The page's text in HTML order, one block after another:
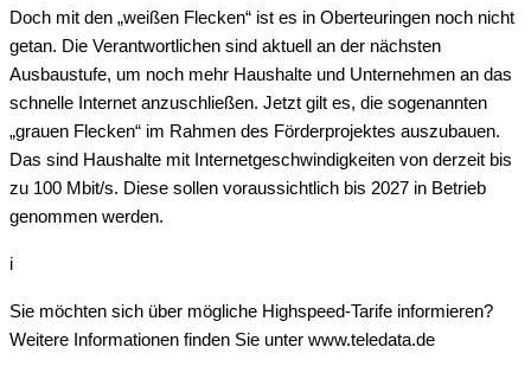
Doch mit den „weißen Flecken“ ist es in Oberteuringen noch nicht
getan. Die Verantwortlichen sind aktuell an der nächsten
Ausbaustufe, um noch mehr Haushalte und Unternehmen an das
schnelle Internet anzuschließen. Jetzt gilt es, die sogenannten
„grauen Flecken“ im Rahmen des Förderprojektes auszubauen.
Das sind Haushalte mit Internetgeschwindigkeiten von derzeit bis
zu 100 Mbit/s. Diese sollen voraussichtlich bis 2027 in Betrieb
genommen werden.
i
Sie möchten sich über mögliche Highspeed-Tarife informieren?
Weitere Informationen finden Sie unter www.teledata.de